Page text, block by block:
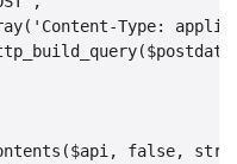
Type:
false,